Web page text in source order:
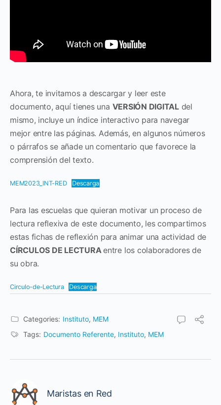
Ahora, te invitamos a descargar y leer este
documento, aquí tienes una VERSIÓN DIGITALdel
mismo, incluye un índice interactivo para navegar
mejor entre las páginas. Además, en algunos números
o párrafos se añade un comentario que favorece la
comprensión del texto.
MEM2023_INT-RED Descarga
Para las escuelas que quieran motivar un proceso de
lectura reflexiva de este documento, les compartimos
estas fichas de reflexión para animar una actividad de
CÍRCULOS DE LECTURA entre los colaboradores de
su obra.
Circulo-de-Lectura Descarga
Categories: Instituto, MEM
Tags: Documento Referente, Instituto, MEM
Maristas en Red